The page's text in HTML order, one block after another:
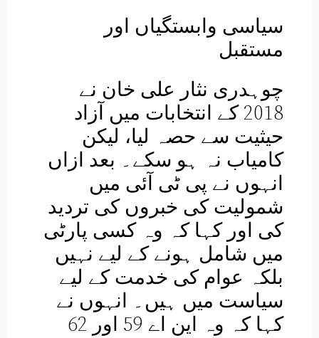
سیاسی وابستگیاں اور
مستقبل
چوہدری نثار علی خان نے
2018 کے انتخابات میں آزاد
حیثیت سے حصہ لیا، لیکن
کامیاب نہ ہو سکے۔ بعد ازاں
انہوں نے پی ٹی آئی میں
شمولیت کی خبروں کی تردید
کی اور کہا کہ وہ کسی پارٹی
میں شامل ہونے کے لیے نہیں
بلکہ عوام کی خدمت کے لیے
سیاست میں ہیں۔ انہوں نے
کہا کہ وہ این اے 59 اور 62